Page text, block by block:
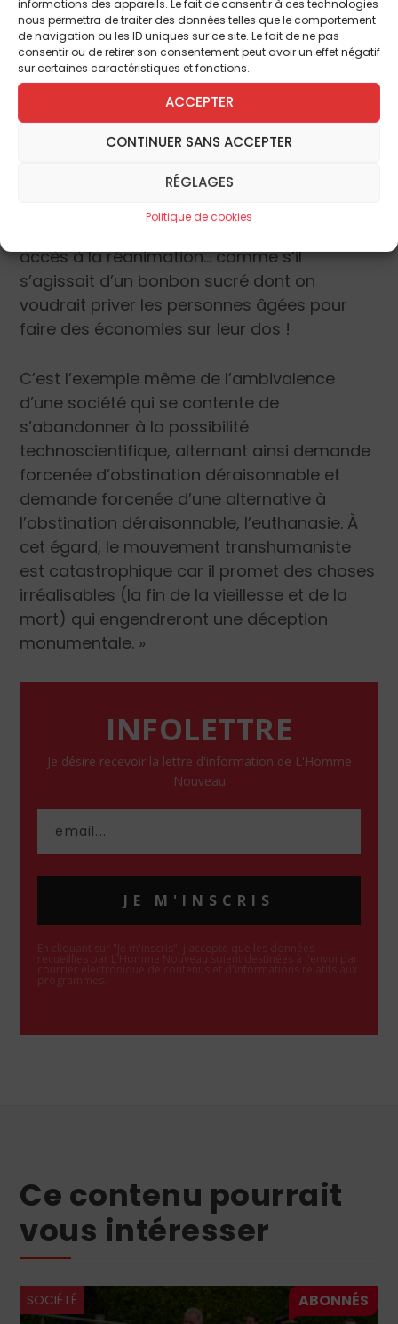
informations des appareils. Le fait de consentir à ces technologies
nous permettra de traiter des données telles que le comportement
de navigation ou les ID uniques sur ce site. Le fait de ne pas
consentir ou de retirer son consentement peut avoir un effet négatif
sur certaines caractéristiques et fonctions.
ACCEPTER
CONTINUER SANS ACCEPTER
RÉGLAGES
Politique de cookies
édité un document pour aider les médecins
à déterminer quels malades pouvaient ou
non bénéficier de la réanimation,
recommandant bien sûr d’accompagner
jusqu’au bout les personnes qui ne devaient
pas être réanimées, en leur prodiguant des
grand public, notamment dans les milieux
catholiques, ont dénoncé à grands cris un
accès à la réanimation… comme s’il
s’agissait d’un bonbon sucré dont on
voudrait priver les personnes âgées pour
faire des économies sur leur dos !
C’est l’exemple même de l’ambivalence
d’une société qui se contente de
s’abandonner à la possibilité
technoscientifique, alternant ainsi demande
forcenée d’obstination déraisonnable et
demande forcenée d’une alternative à
l’obstination déraisonnable, l’euthanasie. À
cet égard, le mouvement transhumaniste
est catastrophique car il promet des choses
irréalisables (la fin de la vieillesse et de la
mort) qui engendreront une déception
monumentale. »
INFOLETTRE
Je désire recevoir la lettre d'information de L'Homme
Nouveau
JE M'INSCRIS
En cliquant sur "Je m'inscris", j'accepte que les données
recueillies par L'Homme Nouveau soient destinées à l'envoi par
courrier électronique de contenus et d'informations relatifs aux
programmes.
Ce contenu pourrait
vous intéresser
SOCIÉTÉ